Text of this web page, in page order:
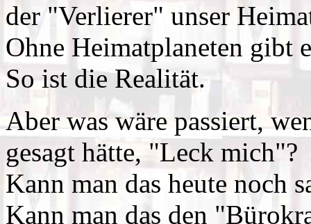
der "Verlierer" unser
Ohne Heimatplaneten gibt
So ist die Realität.
Aber was wäre passiert,
gesagt hätte, "Leck mich"?
Kann man das heute noch
Kann man das den